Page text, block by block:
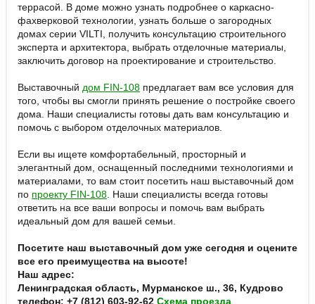
террасой. В доме можно узнать подробнее о каркасно-
фахверковой технологии, узнать больше о загородных
домах серии VILTI, получить консультацию строительного
эксперта и архитектора, выбрать отделочные материалы,
заключить договор на проектирование и строительство.
Выставочный дом FIN-108 предлагает вам все условия для
того, чтобы вы смогли принять решение о постройке своего
дома. Наши специалисты готовы дать вам консультацию и
помочь с выбором отделочных материалов.
Если вы ищете комфортабельный, просторный и
элегантный дом, оснащенный последними технологиями и
материалами, то вам стоит посетить наш выставочный дом
по проекту FIN-108 . Наши специалисты всегда готовы
ответить на все ваши вопросы и помочь вам выбрать
идеальный дом для вашей семьи.
Посетите наш выставочный дом уже сегодня и оцените
все его преимущества на высоте!
Наш адрес:
Ленинградская область, Мурманское ш., 36, Кудрово
телефон: +7 (812) 603-92-62 Схема проезда